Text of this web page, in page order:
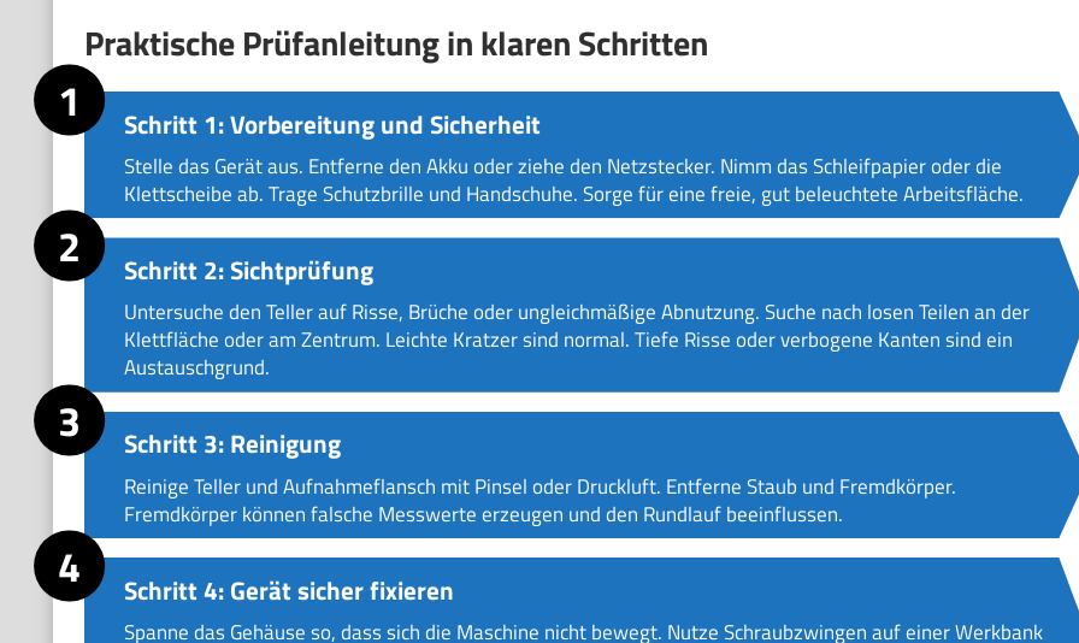
Praktische Prüfanleitung in klaren Schritten
Schritt 1: Vorbereitung und Sicherheit
Stelle das Gerät aus. Entferne den Akku oder ziehe den Netzstecker. Nimm das Schleifpapier oder die
Klettscheibe ab. Trage Schutzbrille und Handschuhe. Sorge für eine freie, gut beleuchtete Arbeitsfläche.
Schritt 2: Sichtprüfung
Untersuche den Teller auf Risse, Brüche oder ungleichmäßige Abnutzung. Suche nach losen Teilen an der
Klettfläche oder am Zentrum. Leichte Kratzer sind normal. Tiefe Risse oder verbogene Kanten sind ein
Austauschgrund.
Schritt 3: Reinigung
Reinige Teller und Aufnahmeflansch mit Pinsel oder Druckluft. Entferne Staub und Fremdkörper.
Fremdkörper können falsche Messwerte erzeugen und den Rundlauf beeinflussen.
Schritt 4: Gerät sicher fixieren
Spanne das Gehäuse so, dass sich die Maschine nicht bewegt. Nutze Schraubzwingen auf einer Werkbank